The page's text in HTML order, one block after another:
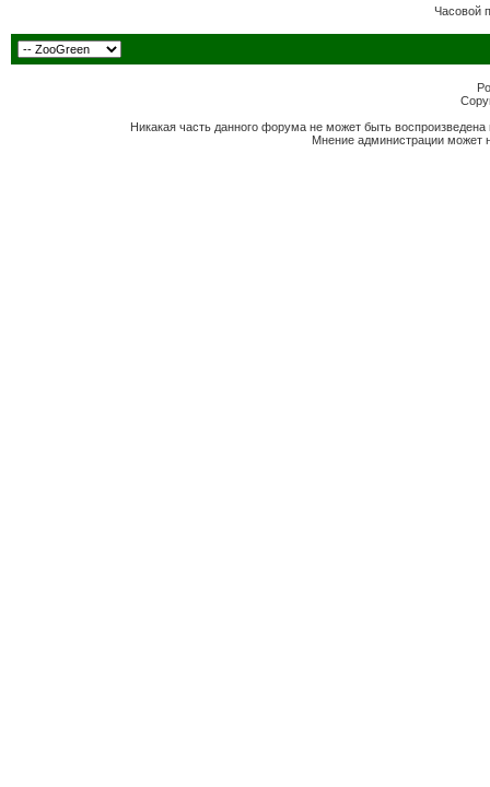
Часовой
Никакая часть данного форума не может быть
Мнение администрации может